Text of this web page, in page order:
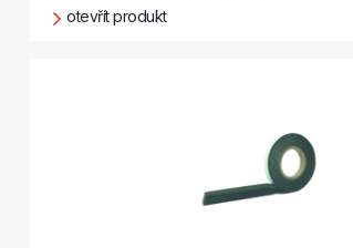
otevřít produkt